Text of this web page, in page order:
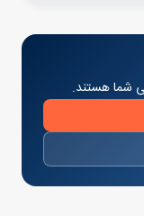
شما هستند.